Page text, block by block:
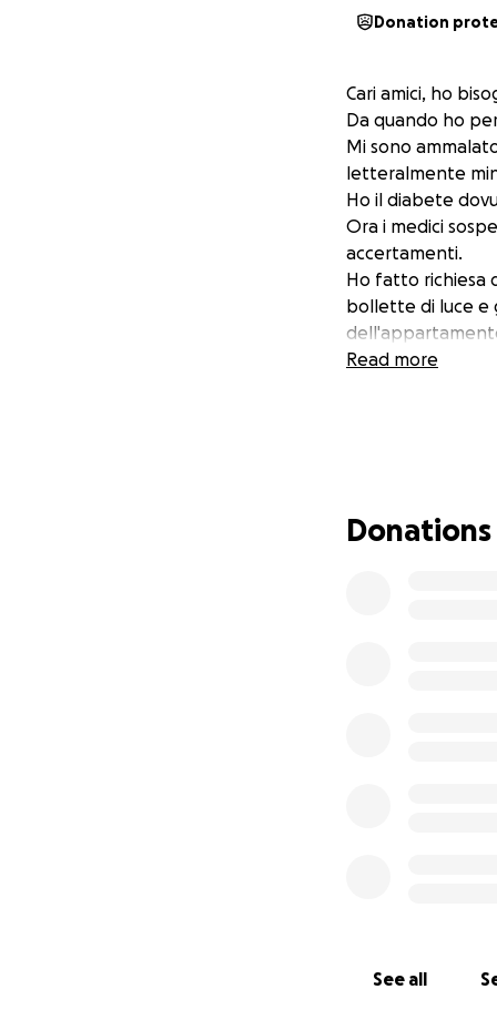
Donation
Cari amici, ho
Da quando ho
Mi sono
letteralmente
Ho il diabete
Ora i medici
accertamenti.
Ho fatto richiesa
bollette di luce e
nuove spese di
legali. Ho
aggravati con
positivi.
Read more
Donations
See all